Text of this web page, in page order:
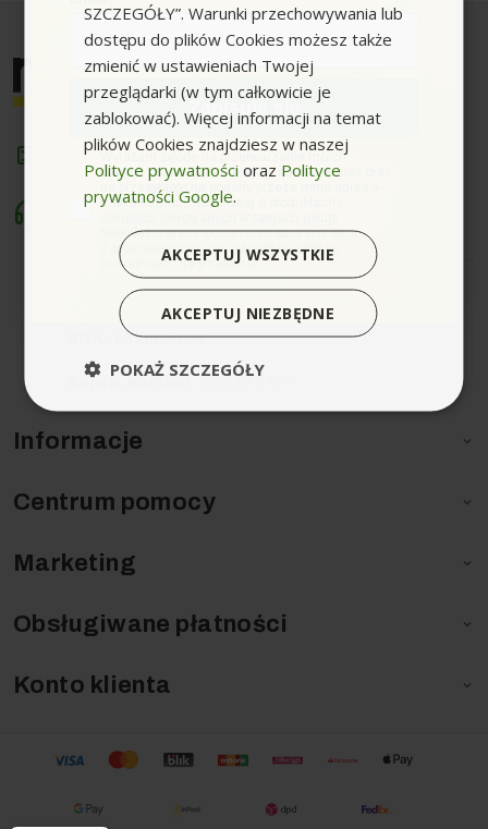
Informacje 
Centrum pomocy 
Marketing 
Obsługiwane płatności 
Konto klienta 
sklep@myjki.com
Masz do nas pytania? Zadzwoń!
Sprzedaż: 880 014 265
883 002 125
Serwis Karcher:
SZCZEGÓŁY”. Warunki przechowywania lub
dostępu do plików Cookies możesz także
zmienić w ustawieniach Twojej
przeglądarki (w tym całkowicie je
zablokować). Więcej informacji na temat
plików Cookies znajdziesz w naszej
Polityce prywatności oraz Polityce
prywatności Google.
AKCEPTUJ WSZYSTKIE
AKCEPTUJ NIEZBĘDNE
POKAŻ SZCZEGÓŁY
Zapisuję się
zgodaWyrażam zgodę na przetwarzanie moich
danych osobowych w postaci adresu e-mail oraz
na przesyłanie na podany przeze mnie adres e-
mail informacji handlowej o produktach i
Newsletter przez ocean.com sp. z o.o. sp. k.
Zapoznałem/łam się i akceptuję politykę
prywatności. *(wymagane)